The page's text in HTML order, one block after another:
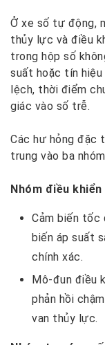
Ở xe số tự động,
thủy lực và điều
trong hộp số
suất hoặc tín
lệch, thời điểm
giác vào số trễ.
Các hư hỏng đặc
trung vào ba
Nhóm điều
Cảm biến tốc
biến áp suất
chính xác.
Mô-đun điều
phản hồi
van thủy lực.